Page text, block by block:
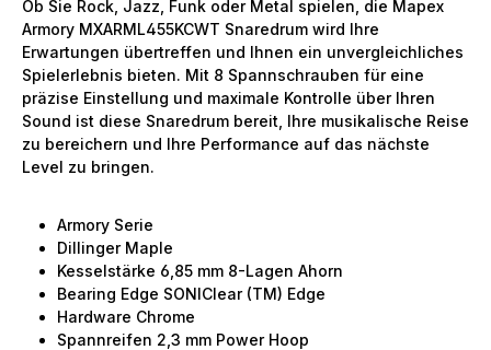
Ob Sie Rock, Jazz, Funk oder Metal spielen, die Mapex
Armory MXARML455KCWT Snaredrum wird Ihre
Erwartungen übertreffen und Ihnen ein unvergleichliches
Spielerlebnis bieten. Mit 8 Spannschrauben für eine
präzise Einstellung und maximale Kontrolle über Ihren
Sound ist diese Snaredrum bereit, Ihre musikalische Reise
zu bereichern und Ihre Performance auf das nächste
Level zu bringen.
Armory Serie
Dillinger Maple
Kesselstärke 6,85 mm 8-Lagen Ahorn
Bearing Edge SONIClear (TM) Edge
Hardware Chrome
Spannreifen 2,3 mm Power Hoop